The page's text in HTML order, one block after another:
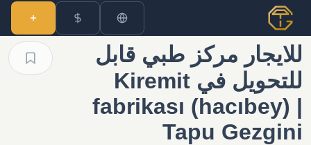
للايجار مركز طبي قابل
للتحويل في Kiremit
fabrikası (hacıbey) |
Tapu Gezgini